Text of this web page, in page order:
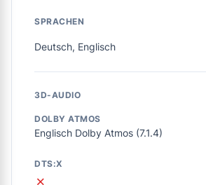
SPRACHEN
Deutsch, Englisch
3D-AUDIO
DOLBY ATMOS
Englisch Dolby Atmos (7.1.4)
DTS:X